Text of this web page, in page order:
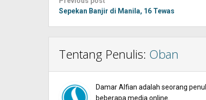
navigation
Sepekan Banjir di Manila, 16 Tewas
Tentang Penulis: Oban
Damar Alfian adalah seorang
beberapa media online.